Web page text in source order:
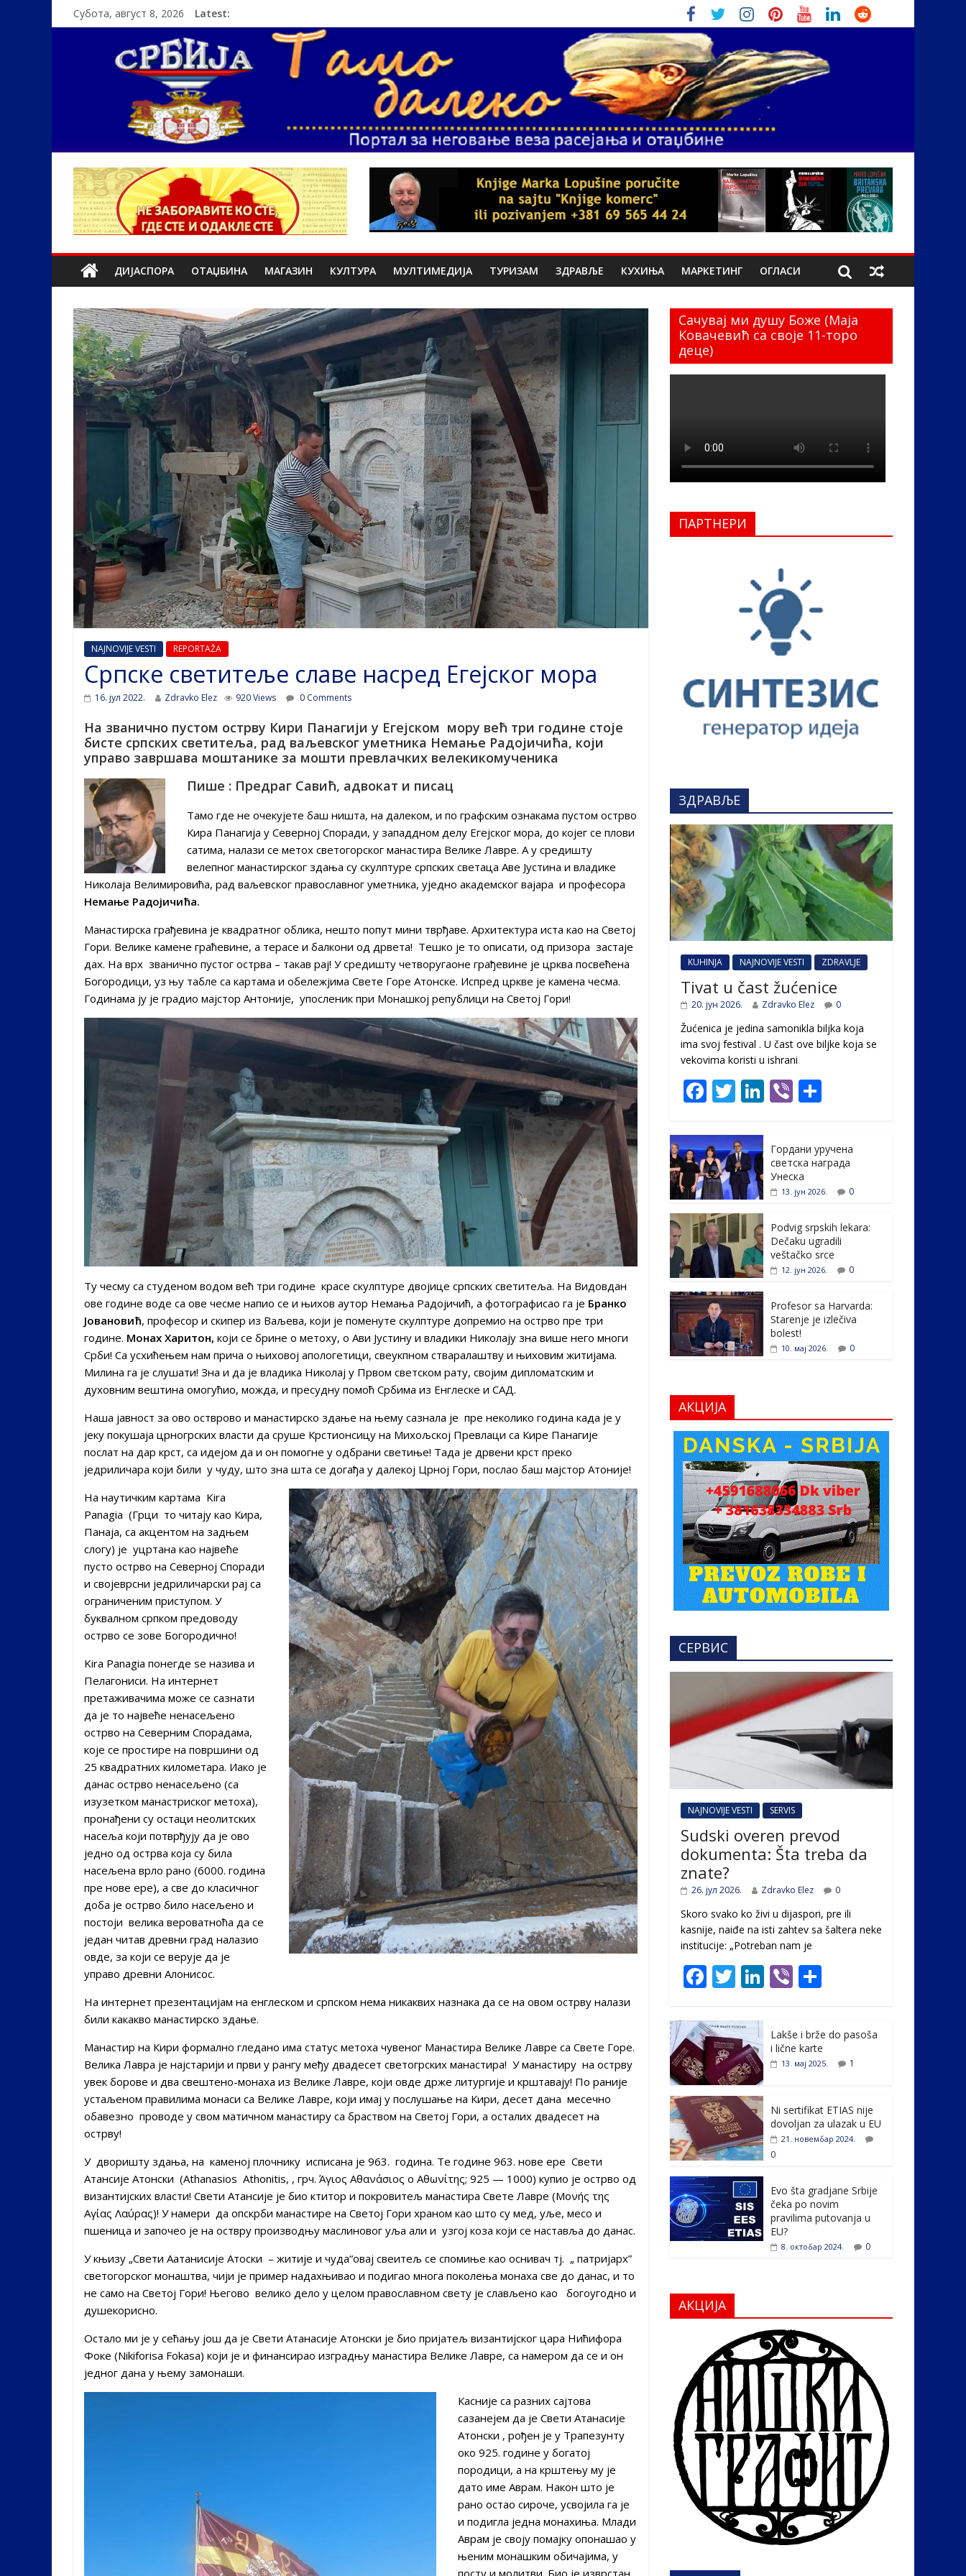
Субота, август 8, 2026 Latest:
ДИЈАСПОРА ОТАЏБИНА МАГАЗИН КУЛТУРА МУЛТИМЕДИЈА ТУРИЗАМ ЗДРАВЉЕ КУХИЊА МАРКЕТИНГ ОГЛАСИ
NAJNOVIJE VESTI REPORTAŽA
Српске светитеље славе насред Егејског мора
16. јул 2022. Zdravko Elez 920 Views 0 Comments
На званично пустом острву Кири Панагији у Егејском мору већ три године стоје
бисте српских светитеља, рад ваљевског уметника Немање Радојичића, који
управо завршава моштанике за мошти превлачких велекикомученика
Пише : Предраг Савић, адвокат и писац
Тамо где не очекујете баш ништа, на далеком, и по графским ознакама пустом острво
Кира Панагија у Северној Споради, у западдном делу Егејског мора, до којег се плови
сатима, налази се метох светогорског манастира Велике Лавре. А у средишту
велепног манастирског здања су скулптуре српских светаца Аве Јустина и владике
Николаја Велимировића, рад ваљевског православног уметника, уједно академског вајара и професора
Немање Радојичића.
Манастирска грађевина је квадратног облика, нешто попут мини тврђаве. Архитектура иста као на Светој
Гори. Велике камене граћевине, а терасе и балкони од дрвета! Тешко је то описати, од призора застаје
дах. На врх званично пустог острва – такав рај! У средишту четворугаоне грађевине је црква посвећена
Богородици, уз њу табле са картама и обележјима Свете Горе Атонске. Испред цркве је камена чесма.
Годинама ју је градио мајстор Антоније, упосленик при Монашкој републици на Светој Гори!
Ту чесму са студеном водом већ три године красе скулптуре двојице српских светитеља. На Видовдан
ове године воде са ове чесме напио се и њихов аутор Немања Радојичић, а фотографисао га је Бранко
Јовановић, професор и скипер из Ваљева, који је поменуте скулптуре допремио на острво пре три
године. Монах Харитон, који се брине о метоху, о Ави Јустину и владики Николају зна више него многи
Срби! Са усхићењем нам прича о њиховој апологетици, свеукпном стваралаштву и њиховим житијама.
Милина га је слушати! Зна и да је владика Николај у Првом светском рату, својим дипломатским и
духовним вештина омогућио, можда, и пресудну помоћ Србима из Енглеске и САД.
Наша јавност за ово остврово и манастирско здање на њему сазнала је пре неколико година када је у
јеку покушаја црногрских власти да сруше Крстионсицу на Михољској Превлаци са Кире Панагије
послат на дар крст, са идејом да и он помогне у одбрани светиње! Тада је дрвени крст преко
једриличара који били у чуду, што зна шта се догађа у далекој Црној Гори, послао баш мајстор Атоније!
На наутичким картама Kira
Panagia (Грци то читају као Кира,
Панаја, са акцентом на задњем
слогу) је уцртана као највеће
пусто острво на Северној Споради
и својеврсни једриличарски рај са
ограниченим приступом. У
буквалном српком предоводу
острво се зове Богородично!
Kira Panagia понегде se назива и
Пелагониси. На интернет
претаживачима може се сазнати
да је то највеће ненасељено
острво на Северним Спорадама,
које се простире на површини од
25 квадратних километара. Иако је
данас острво ненасељено (са
изузетком манастриског метоха),
пронађени су остаци неолитских
насеља који потврђују да је ово
једно од острва која су била
насељена врло рано (6000. година
пре нове ере), а све до класичног
доба је острво било насељено и
постоји велика вероватноћа да се
један читав древни град налазио
овде, за који се верује да је
управо древни Алонисос.
На интернет презентацијам на енглеском и српском нема никаквих назнака да се на овом острву налази
били какакво манастирско здање.
Манастир на Кири формално гледано има статус метоха чувеног Манастира Велике Лавре са Свете Горе.
Велика Лавра је најстарији и први у рангу међу двадесет светогрских манастира! У манастиру на острву
увек борове и два свештено-монаха из Велике Лавре, који овде држе литургије и крштавају! По раније
устаљеном правилима монаси са Велике Лавре, који имај у послушање на Кири, десет дана месечно
обавезно проводе у свом матичном манастиру са браством на Светој Гори, а осталих двадесет на
острву!
У дворишту здања, на каменој плочнику исписана је 963. година. Те године 963. нове ере Свети
Атансије Атонски (Athanasios Athonitis, , грч. Άγιος Αθανάσιος ο Αθωνίτης; 925 — 1000) купио је острво од
византијских власти! Свети Атансије је био ктитор и покровитељ манастира Свете Лавре (Μονής της
Αγίας Λαύρας)! У намери да опскрби манастире на Светој Гори храном као што су мед, уље, месо и
пшеница и започео је на оствру производњу маслиновог уља али и узгој коза који се наставља до данас.
У књизу „Свети Аатанисије Атоски – житије и чуда“овај свеитељ се спомиње као оснивач тј. „ патријарх”
светогорског монаштва, чији је пример надахњивао и подигао многа поколења монаха све до данас, и то
не само на Светој Гори! Његово велико дело у целом православном свету је слављено као богоугодно и
душекорисно.
Остало ми је у сећању још да је Свети Атанасије Атонски је био пријатељ византијског цара Нићифора
Фоке (Nikiforisa Fokasa) који је и финансирао изградњу манастира Велике Лавре, са намером да се и он
једног дана у њему замонаши.
Касније са разних сајтова
сазанејем да је Свети Атанасије
Атонски , рођен je у Трапезунту
око 925. године у богатој
породици, а на крштењу му је
дато име Аврам. Након што је
рано остао сироче, усвојила га је
и подигла једна монахиња. Млади
Аврам је своју помајку опонашао у
њеним монашким обичајима, у
Сачувај ми душу Боже (Маја
Ковачевић са своје 11-торо
деце)
ПАРТНЕРИ
ЗДРАВЉЕ
KUHINJA NAJNOVIJE VESTI ZDRAVLJE
Tivat u čast žućenice
20. јун 2026. Zdravko Elez 0
Žućenica je jedina samonikla biljka koja
ima svoj festival . U čast ovе biljke koja se
vekovima koristi u ishrani
F
e
b
o
o
k
T
itt
er
Li
e
dI
n
Vi
e
Гордани уручена
светска награда
Унеска
13. јун 2026. 0
Podvig srpskih lekara:
Dečaku ugradili
veštačko srce
12. јун 2026. 0
Profesor sa Harvarda:
Starenje je izlečiva
bolest!
10. мај 2026. 0
АКЦИЈА
СЕРВИС
NAJNOVIJE VESTI SERVIS
Sudski overen prevod
dokumenta: Šta treba da
znate?
26. јул 2026. Zdravko Elez 0
Skoro svako ko živi u dijaspori, pre ili
kasnije, naiđe na isti zahtev sa šaltera neke
institucije: „Potreban nam je
F
e
b
o
o
k
T
itt
er
Li
e
dI
Vi
er ar
e
Lakše i brže do pasoša
i lične karte
13. мај 2025. 1
Ni sertifikat ETIAS nije
dovoljan za ulazak u EU
21. новембар 2024.
0
Evo šta gradjane Srbije
čeka po novim
pravilima putovanja u
EU?
8. октобар 2024. 0
АКЦИЈА